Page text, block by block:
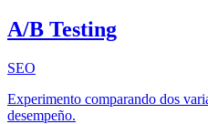
A/B Testing
SEO
Experimento comparando dos
desempeño.